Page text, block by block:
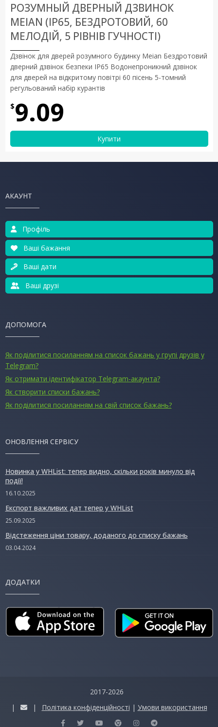
РОЗУМНЫЙ ДВЕРНЫЙ ДЗВИНОК
MEIAN (IP65, БЕЗДРОТОВИЙ, 60
МЕЛОДІЙ, 5 РIВНIВ ГУЧНОСТI)
Дзвінок для дверей розумного будинку Meian Бездротовий
дверний дзвінок безпеки IP65 Водонепроникний дзвінок
для дверей на відкритому повітрі 60 пісень 5-томний
регульований набір курантів
$9.09
Купити
АКАУНТ
Профіль
Ваші бажання
Ваші дати
Ваші друзі
ДОПОМОГА
Як поділитися посиланням на список бажань у групі друзів у
Telegram?
Як отримати ідентифікатор Telegram-акаунта?
Як створити списки бажань?
Як поділитися посиланням на свій список бажань?
ОНОВЛЕННЯ СЕРВІСУ
Новинка у WHList: тепер видно, скільки років минуло від
події!
16.10.2025
Експорт важливих дат тепер у WHList
25.09.2025
Відстеження ціни товару, доданого до списку бажань
03.04.2024
ДОДАТКИ
2017-2026
|
| Політика конфіденційності | Умови використання